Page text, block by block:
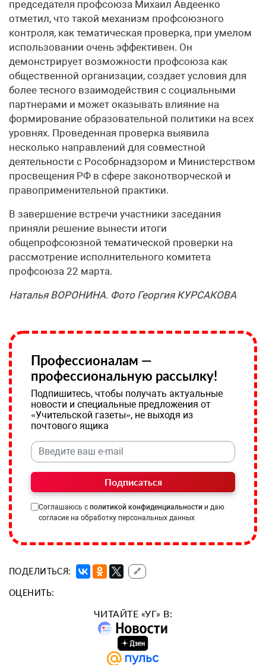
председателя профсоюза Михаил Авдеенко
отметил, что такой механизм профсоюзного
контроля, как тематическая проверка, при умелом
использовании очень эффективен. Он
демонстрирует возможности профсоюза как
общественной организации, создает условия для
более тесного взаимодействия с социальными
партнерами и может оказывать влияние на
формирование образовательной политики на всех
уровнях. Проведенная проверка выявила
несколько направлений для совместной
деятельности с Рособрнадзором и Министерством
просвещения РФ в сфере законотворческой и
правоприменительной практики.
В завершение встречи участники заседания
приняли решение вынести итоги
общепрофсоюзной тематической проверки на
рассмотрение исполнительного комитета
профсоюза 22 марта.
Наталья ВОРОНИНА. Фото Георгия КУРСАКОВА
Профессионалам —
профессиональную рассылку!
Подпишитесь, чтобы получать актуальные
новости и специальные предложения от
«Учительской газеты», не выходя из
почтового ящика
Подписаться
Соглашаюсь с политикой конфиденциальности и даю
согласие на обработку персональных данных
ПОДЕЛИТЬСЯ: 🔗
ОЦЕНИТЬ:
ЧИТАЙТЕ «УГ» В: